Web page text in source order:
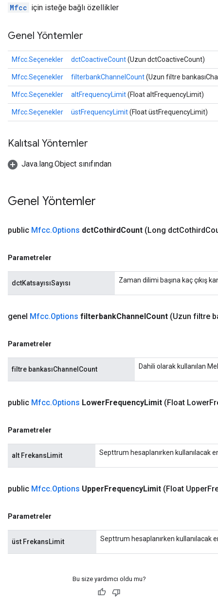
Mfcc için isteğe bağlı özellikler
Genel Yöntemler
Mfcc.Seçenekler dctCoactiveCount(Uzun dctCoactiveCount)
Mfcc.Seçenekler filterbankChannelCount(Uzun filtre
Mfcc.Seçenekler altFrequencyLimit(Float altFrequencyLimit)
Mfcc.Seçenekler üstFrequencyLimit(Float üstFrequencyLimit)
Kalıtsal Yöntemler
Java.lang.Object sınıfından
Genel Yöntemler
public Mfcc.Options dctCothirdCount (Long dctCothird
Parametreler
dctKatsayısıSayısı Zaman dilimi başına kaç çıkış
genel Mfcc.Options filterbankChannelCount (Uzun filtre
Parametreler
filtre bankasıChannelCount Dahili olarak kullanılan
public Mfcc.Options LowerFrequencyLimit (Float Lower
Parametreler
alt FrekansLimit Septtrum hesaplanırken kullanılacak
public Mfcc.Options UpperFrequencyLimit (Float Upper
Parametreler
üst FrekansLimit Septtrum hesaplanırken kullanılacak
Bu size yardımcı oldu mu?